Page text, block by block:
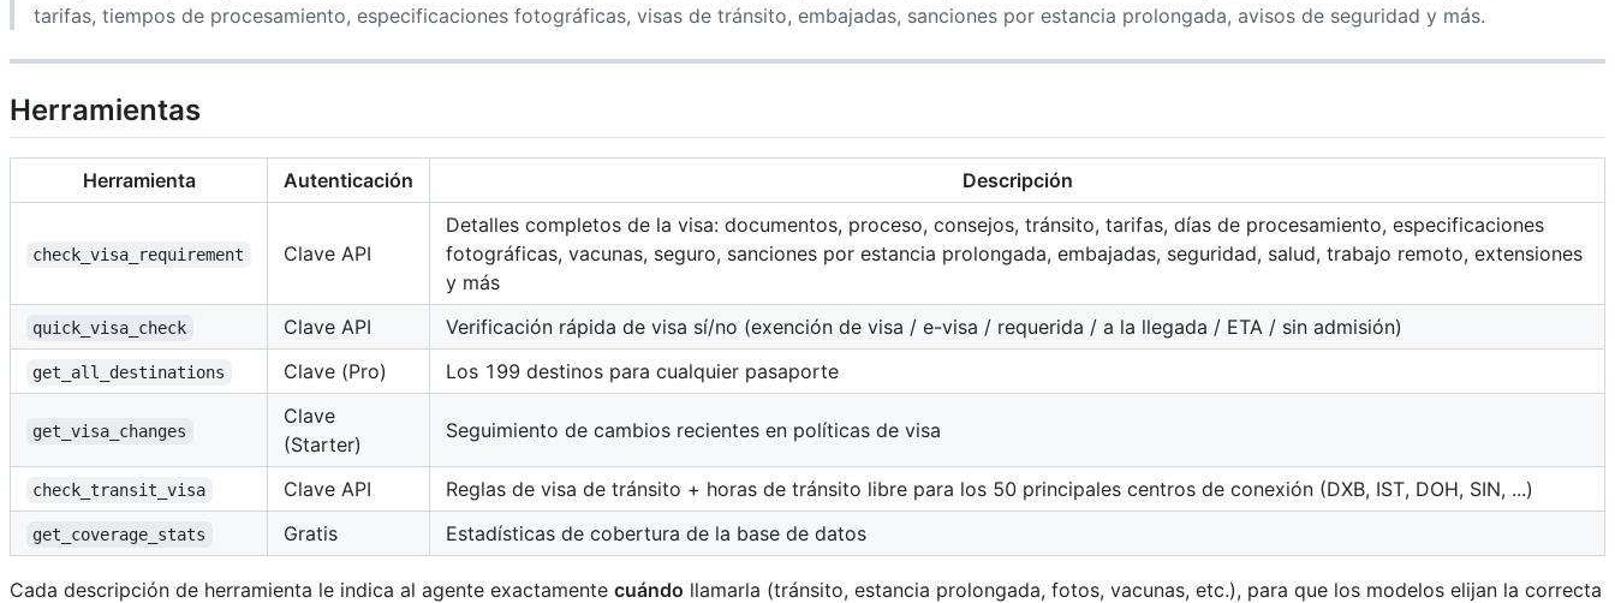
tarifas, tiempos de procesamiento, especificaciones fotográficas, visas de tránsito, embajadas, sanciones por estancia prolongada, avisos de seguridad y más.
Herramientas
Herramienta Autenticación Descripción
check_visa_requirement Clave API
Detalles completos de la visa: documentos, proceso, consejos, tránsito, tarifas, días de procesamiento, especificaciones
fotográficas, vacunas, seguro, sanciones por estancia prolongada, embajadas, seguridad, salud, trabajo remoto, extensiones
y más
quick_visa_check Clave API Verificación rápida de visa sí/no (exención de visa / e-visa / requerida / a la llegada / ETA / sin admisión)
get_all_destinations Clave (Pro) Los 199 destinos para cualquier pasaporte
get_visa_changes
Clave
(Starter)
Seguimiento de cambios recientes en políticas de visa
check_transit_visa Clave API Reglas de visa de tránsito + horas de tránsito libre para los 50 principales centros de conexión (DXB, IST, DOH, SIN, ...)
get_coverage_stats Gratis Estadísticas de cobertura de la base de datos
Cada descripción de herramienta le indica al agente exactamente cuándo llamarla (tránsito, estancia prolongada, fotos, vacunas, etc.), para que los modelos elijan la correcta